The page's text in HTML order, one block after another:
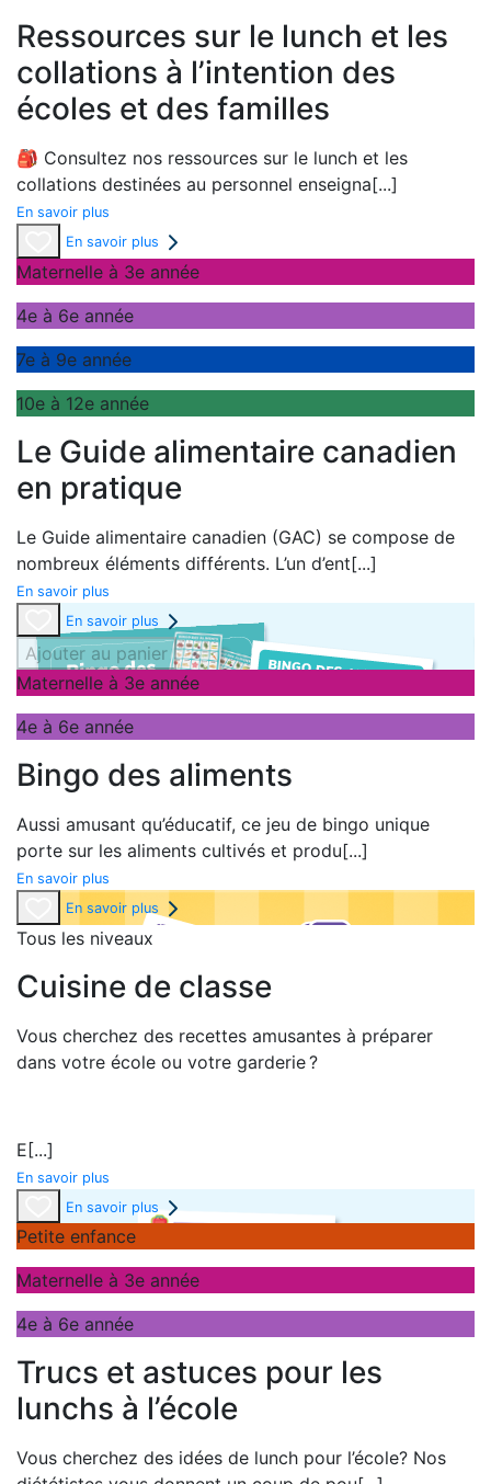
Ressources sur le lunch et les
collations à l’intention des
écoles et des familles
🎒 Consultez nos ressources sur le lunch et les
collations destinées au personnel enseigna[...]
En savoir plus
En savoir plus
Maternelle à 3e année
4e à 6e année
7e à 9e année
10e à 12e année
Le Guide alimentaire canadien
en pratique
Le Guide alimentaire canadien (GAC) se compose de
nombreux éléments différents. L’un d’ent[...]
En savoir plus
En savoir plus
Ajouter au panier
Maternelle à 3e année
4e à 6e année
Bingo des aliments
Aussi amusant qu’éducatif, ce jeu de bingo unique
porte sur les aliments cultivés et produ[...]
En savoir plus
En savoir plus
Tous les niveaux
Cuisine de classe
Vous cherchez des recettes amusantes à préparer
dans votre école ou votre garderie ?
E[...]
En savoir plus
En savoir plus
Petite enfance
Maternelle à 3e année
4e à 6e année
Trucs et astuces pour les
lunchs à l’école
Vous cherchez des idées de lunch pour l’école? Nos